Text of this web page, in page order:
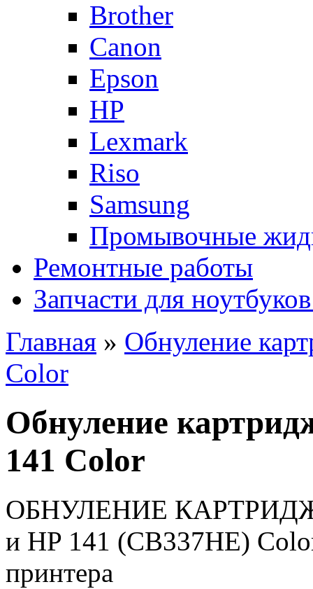
Brother
Canon
Epson
HP
Lexmark
Riso
Samsung
Промывочные
Ремонтные работы
Запчасти для
Главная » Обнуление
Color
Обнуление
141 Color
ОБНУЛЕНИЕ
и HP 141 (CB337HE)
принтера